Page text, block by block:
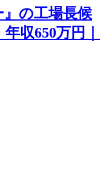
の工場長候
収650万円｜